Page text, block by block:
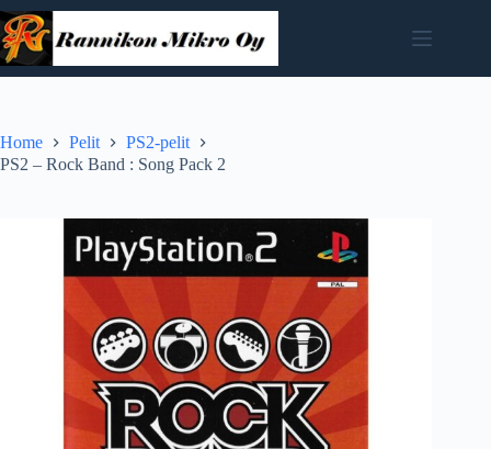
Skip
to
content
Home Pelit
PS2-pelit
PS2 – Rock Band : Song Pack 2